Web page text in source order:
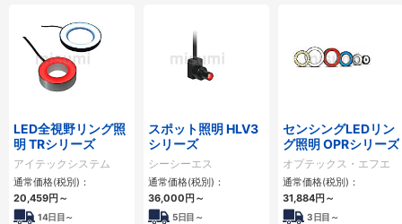
LED全視野リング照
明 TRシリーズ
アイテックシステム
通常価格(税別)：
20,459円 ～
14日目～
スポット照明 HLV3
シリーズ
シーシーエス
通常価格(税別)：
36,000 円 ～
5日目～
センシングLEDリン
グ照明 OPRシリーズ
オプテックス・エフエ
ー
通常価格(税別)：
31,884円 ～
3日目～